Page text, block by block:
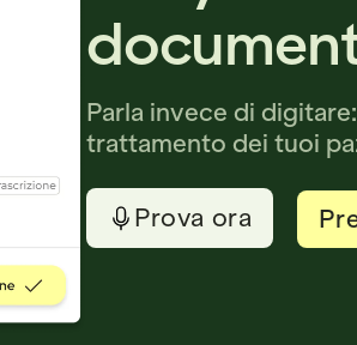
Parla invece di
trattamento dei tuoi
Prova ora